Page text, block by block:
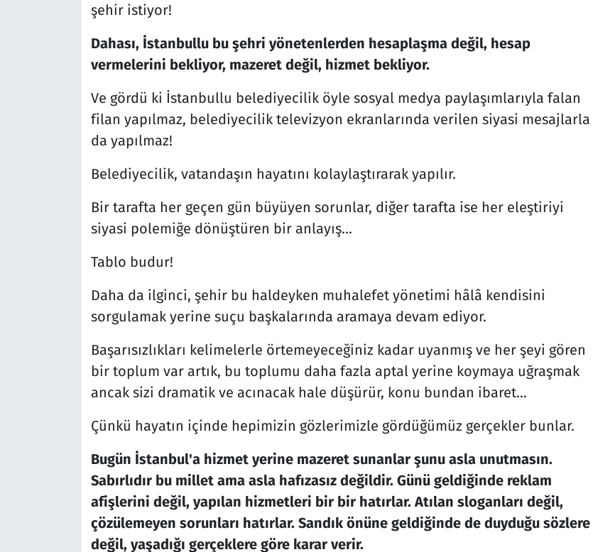
şehir istiyor!
Dahası, İstanbullu bu şehri yönetenlerden hesaplaşma değil, hesap
vermelerini bekliyor, mazeret değil, hizmet bekliyor.
Ve gördü ki İstanbullu belediyecilik öyle sosyal medya paylaşımlarıyla falan
filan yapılmaz, belediyecilik televizyon ekranlarında verilen siyasi mesajlarla
da yapılmaz!
Belediyecilik, vatandaşın hayatını kolaylaştırarak yapılır.
Bir tarafta her geçen gün büyüyen sorunlar, diğer tarafta ise her eleştiriyi
siyasi polemiğe dönüştüren bir anlayış...
Tablo budur!
Daha da ilginci, şehir bu haldeyken muhalefet yönetimi hâlâ kendisini
sorgulamak yerine suçu başkalarında aramaya devam ediyor.
Başarısızlıkları kelimelerle örtemeyeceğiniz kadar uyanmış ve her şeyi gören
bir toplum var artık, bu toplumu daha fazla aptal yerine koymaya uğraşmak
ancak sizi dramatik ve acınacak hale düşürür, konu bundan ibaret…
Çünkü hayatın içinde hepimizin gözlerimizle gördüğümüz gerçekler bunlar.
Bugün İstanbul'a hizmet yerine mazeret sunanlar şunu asla unutmasın.
Sabırlıdır bu millet ama asla hafızasız değildir. Günü geldiğinde reklam
afişlerini değil, yapılan hizmetleri bir bir hatırlar. Atılan sloganları değil,
çözülemeyen sorunları hatırlar. Sandık önüne geldiğinde de duyduğu sözlere
değil, yaşadığı gerçeklere göre karar verir.